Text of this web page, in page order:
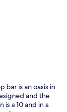
bar is an oasis in
and the
is a 10 and in a